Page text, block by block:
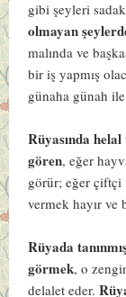
gibi şeyleri
olmayan
malında ve
bir iş yapmış
günaha günah
Rüyasında
gören, eğer
görür; eğer çiftçi
vermek hayır ve
Rüyada
görmek, o
delalet eder.